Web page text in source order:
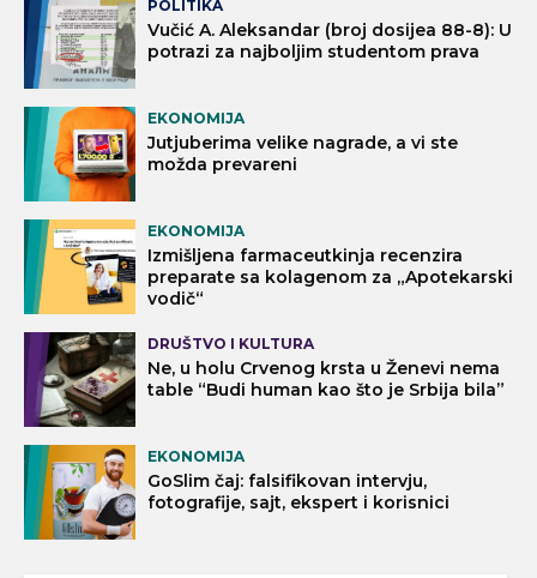
POLITIKA
Vučić A. Aleksandar (broj dosijea 88-8): U
potrazi za najboljim studentom prava
EKONOMIJA
Jutjuberima velike nagrade, a vi ste
možda prevareni
EKONOMIJA
Izmišljena farmaceutkinja recenzira
preparate sa kolagenom za „Apotekarski
vodič“
DRUŠTVO I KULTURA
Ne, u holu Crvenog krsta u Ženevi nema
table “Budi human kao što je Srbija bila”
EKONOMIJA
GoSlim čaj: falsifikovan intervju,
fotografije, sajt, ekspert i korisnici